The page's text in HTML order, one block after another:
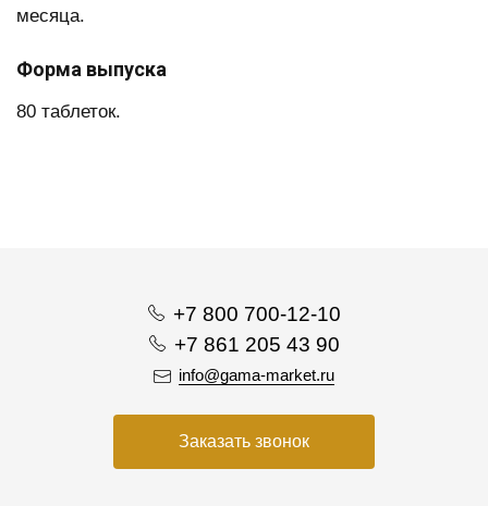
месяца.
Форма выпуска
80 таблеток.
+7 800 700-12-10
+7 861 205 43 90
info@gama-market.ru
Заказать звонок